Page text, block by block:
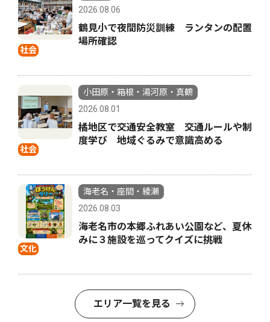
社会
2026.08.06
鶴見小で夜間防災訓練 ランタンの配置
場所確認
社会
小田原・箱根・湯河原・真鶴
2026.08.01
橘地区で交通安全教室 交通ルールや制
度学び 地域ぐるみで意識高める
文化
海老名・座間・綾瀬
2026.08.03
海老名市の本郷ふれあい公園など、夏休
みに３施設を巡ってクイズに挑戦
エリア一覧を見る